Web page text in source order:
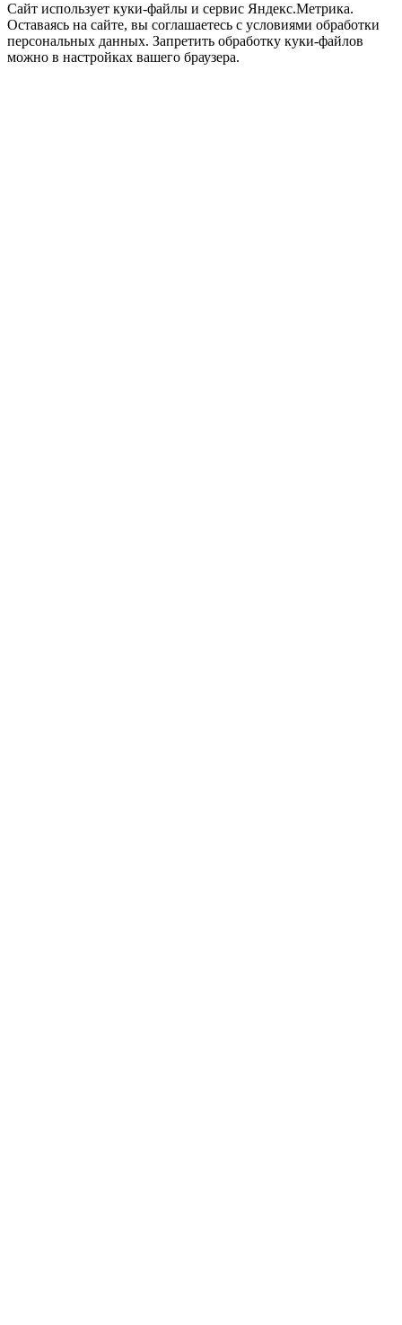
Сайт использует куки-файлы и сервис Яндекс.Метрика.
Оставаясь на сайте, вы соглашаетесь с условиями обработки
персональных данных. Запретить обработку куки-файлов
можно в настройках вашего браузера.